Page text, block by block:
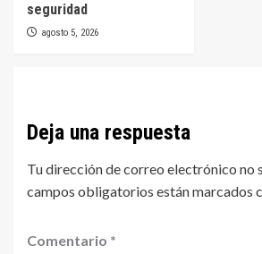
seguridad
agosto 5, 2026
Deja una respuesta
Tu dirección de correo electrónico no
campos obligatorios están marcados
Comentario *